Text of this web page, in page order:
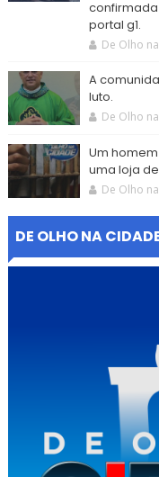
confirmada
portal g1.
De Olho
A
luto.
De Olho
Um
uma loja
De Olho
DE OLHO NA